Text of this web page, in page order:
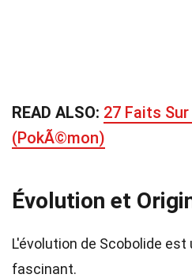
READ ALSO: 27 Faits
(PokÃ©mon)
Évolution et
L'évolution de Scobolide
fascinant.